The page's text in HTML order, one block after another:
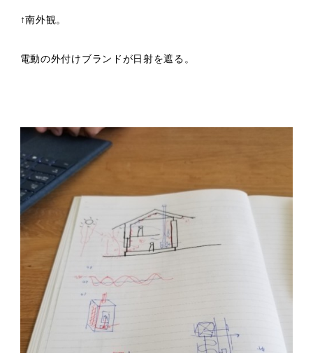
↑南外観。
電動の外付けブランドが日射を遮る。